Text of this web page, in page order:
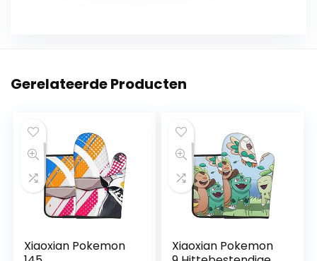
Gerelateerde Producten
Xiaoxian Pokemon
Xiaoxian Pokemon